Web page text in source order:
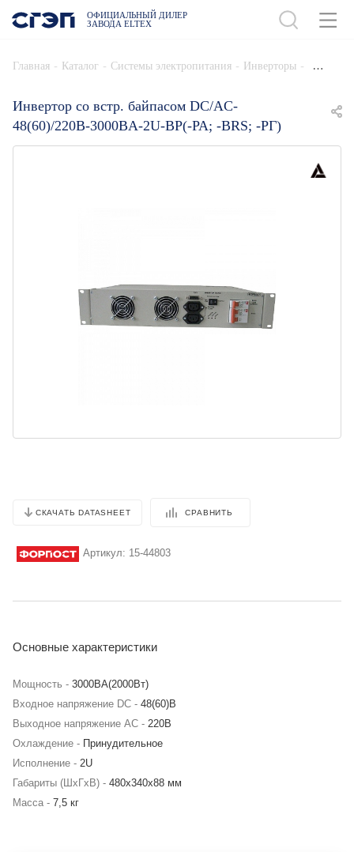
ОФИЦИАЛЬНЫЙ ДИЛЕР
ЗАВОДА ELTEX
Главная - Каталог - Системы электропитания - Инверторы -
Инвертор со встр. байпасом DC/AC-
48(60)/220B-3000BA-2U-BP(-РА; -BRS; -РГ)
СКАЧАТЬ DATASHEET СРАВНИТЬ
Артикул: 15-44803
Основные характеристики
Мощность - 3000BA(2000Вт)
Входное напряжение DC - 48(60)В
Выходное напряжение AC - 220В
Охлаждение - Принудительное
Исполнение - 2U
Габариты (ШхГхВ) - 480х340х88 мм
Масса - 7,5 кг